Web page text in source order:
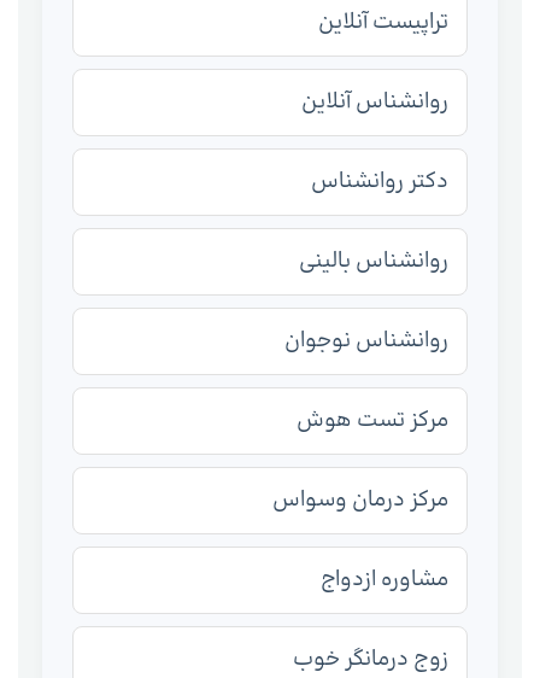
تراپیست آنلاین
روانشناس آنلاین
دکتر روانشناس
روانشناس بالینی
روانشناس نوجوان
مرکز تست هوش
مرکز درمان وسواس
مشاوره ازدواج
زوج درمانگر خوب